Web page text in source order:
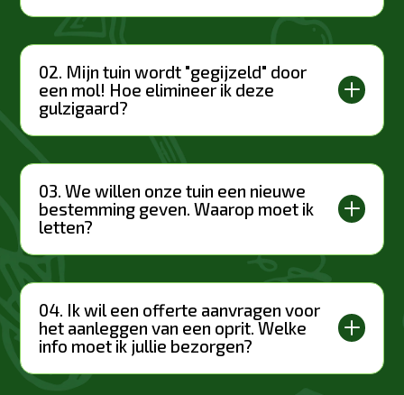
02. Mijn tuin wordt "gegijzeld" door
een mol! Hoe elimineer ik deze
gulzigaard?
L
03. We willen onze tuin een nieuwe
bestemming geven. Waarop moet ik
letten?
L
04. Ik wil een offerte aanvragen voor
het aanleggen van een oprit. Welke
info moet ik jullie bezorgen?
L